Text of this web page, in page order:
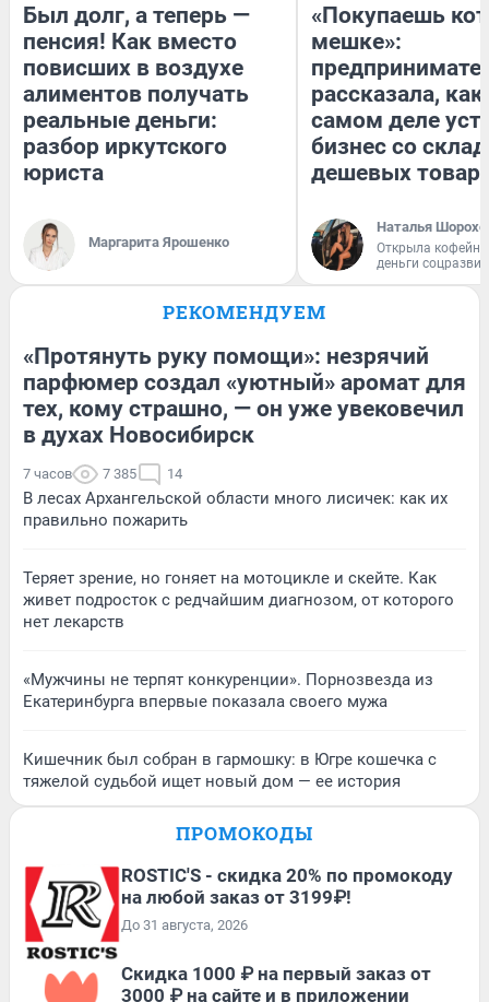
Был долг, а теперь —
пенсия! Как вместо
повисших в воздухе
алиментов получать
реальные деньги:
разбор иркутского
юриста
Маргарита Ярошенко
«Покупаешь
мешке»:
рассказала, как
самом деле
бизнес со
дешевых
Наталья
Открыла
деньги
РЕКОМЕНДУЕМ
«Протянуть руку помощи»: незрячий
парфюмер создал «уютный» аромат для
тех, кому страшно, — он уже увековечил
в духах Новосибирск
7 часов 7 385 14
В лесах Архангельской области много лисичек: как их
правильно пожарить
Теряет зрение, но гоняет на мотоцикле и скейте. Как
живет подросток с редчайшим диагнозом, от которого
нет лекарств
«Мужчины не терпят конкуренции». Порнозвезда из
Екатеринбурга впервые показала своего мужа
Кишечник был собран в гармошку: в Югре кошечка с
тяжелой судьбой ищет новый дом — ее история
ПРОМОКОДЫ
ROSTIC'S - скидка 20% по промокоду
на любой заказ от 3199₽!
До 31 августа, 2026
Скидка 1000 ₽ на первый заказ от
3000 ₽ на сайте и в приложении